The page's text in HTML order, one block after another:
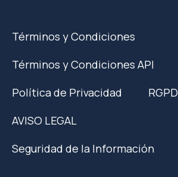
Términos y Condiciones
Términos y Condiciones API
Política de Privacidad
RGPD
AVISO LEGAL
Seguridad de la Información